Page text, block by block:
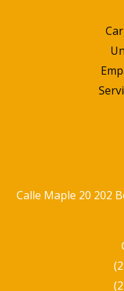
Calle Maple 20 202